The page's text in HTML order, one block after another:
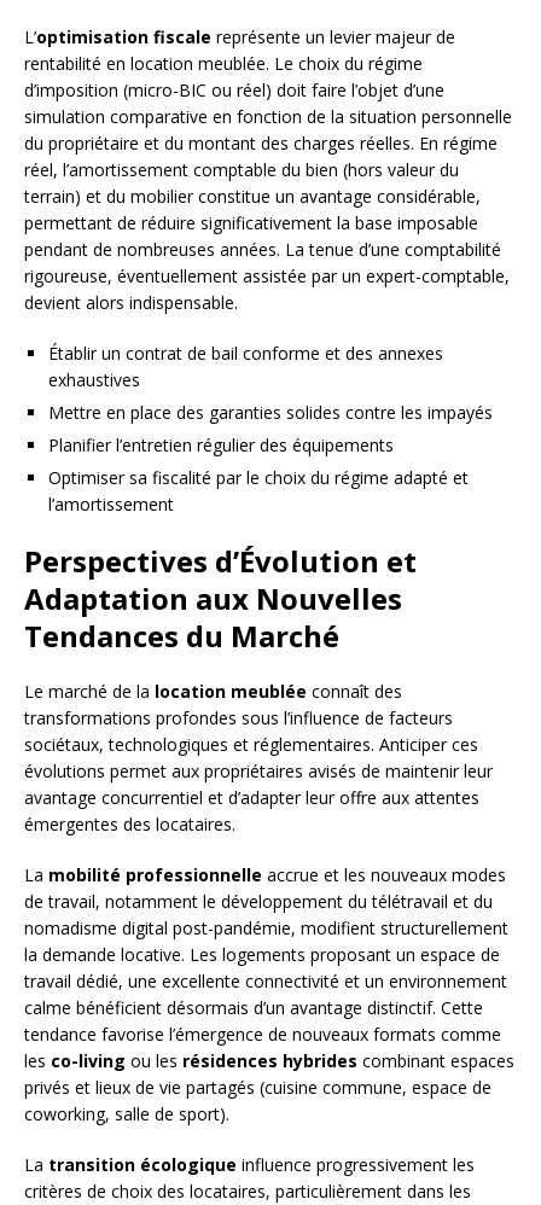
L’optimisation fiscale représente un levier majeur de
rentabilité en location meublée. Le choix du régime
d’imposition (micro-BIC ou réel) doit faire l’objet d’une
simulation comparative en fonction de la situation personnelle
du propriétaire et du montant des charges réelles. En régime
réel, l’amortissement comptable du bien (hors valeur du
terrain) et du mobilier constitue un avantage considérable,
permettant de réduire significativement la base imposable
pendant de nombreuses années. La tenue d’une comptabilité
rigoureuse, éventuellement assistée par un expert-comptable,
devient alors indispensable.
Établir un contrat de bail conforme et des annexes
exhaustives
Mettre en place des garanties solides contre les impayés
Planifier l’entretien régulier des équipements
Optimiser sa fiscalité par le choix du régime adapté et
l’amortissement
Perspectives d’Évolution et
Adaptation aux Nouvelles
Tendances du Marché
Le marché de la location meublée connaît des
transformations profondes sous l’influence de facteurs
sociétaux, technologiques et réglementaires. Anticiper ces
évolutions permet aux propriétaires avisés de maintenir leur
avantage concurrentiel et d’adapter leur offre aux attentes
émergentes des locataires.
La mobilité professionnelle accrue et les nouveaux modes
de travail, notamment le développement du télétravail et du
nomadisme digital post-pandémie, modifient structurellement
la demande locative. Les logements proposant un espace de
travail dédié, une excellente connectivité et un environnement
calme bénéficient désormais d’un avantage distinctif. Cette
tendance favorise l’émergence de nouveaux formats comme
les co-living ou les résidences hybrides combinant espaces
privés et lieux de vie partagés (cuisine commune, espace de
coworking, salle de sport).
La transition écologique influence progressivement les
critères de choix des locataires, particulièrement dans les